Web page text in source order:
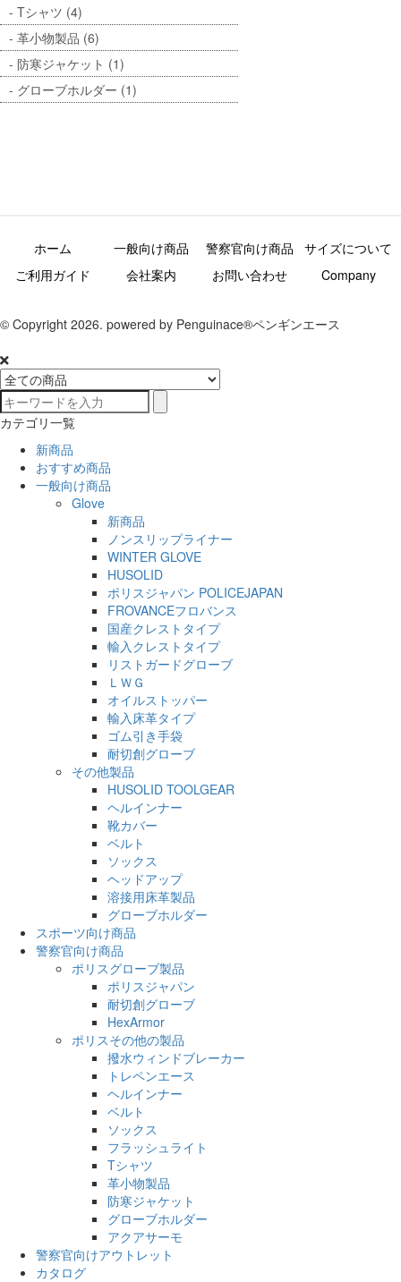
Tシャツ (4)
革小物製品 (6)
防寒ジャケット (1)
グローブホルダー (1)
ホーム 一般向け商品 警察官向け商品
サイズについて
ご利用ガイド
会社案内 お問い合わせ Company
© Copyright 2026. powered by Penguinace®ペンギンエース
カテゴリ一覧
新商品
おすすめ商品
一般向け商品
Glove
新商品
ノンスリップライナー
WINTER GLOVE
HUSOLID
ポリスジャパン POLICEJAPAN
FROVANCEフロバンス
国産クレストタイプ
輸入クレストタイプ
リストガードグローブ
ＬＷＧ
オイルストッパー
輸入床革タイプ
ゴム引き手袋
耐切創グローブ
その他製品
HUSOLID TOOLGEAR
ヘルインナー
靴カバー
ベルト
ソックス
ヘッドアップ
溶接用床革製品
グローブホルダー
スポーツ向け商品
警察官向け商品
ポリスグローブ製品
ポリスジャパン
耐切創グローブ
HexArmor
ポリスその他の製品
撥水ウィンドブレーカー
トレペンエース
ヘルインナー
ベルト
ソックス
フラッシュライト
Tシャツ
革小物製品
防寒ジャケット
グローブホルダー
アクアサーモ
警察官向けアウトレット
カタログ